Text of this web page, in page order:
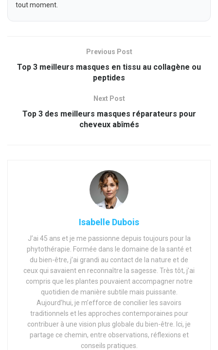
tout moment.
Previous Post
Top 3 meilleurs masques en tissu au collagène ou
peptides
Next Post
Top 3 des meilleurs masques réparateurs pour
cheveux abîmés
Isabelle Dubois
J’ai 45 ans et je me passionne depuis toujours pour la
phytothérapie. Formée dans le domaine de la santé et
du bien-être, j’ai grandi au contact de la nature et de
ceux qui savaient en reconnaître la sagesse. Très tôt, j’ai
compris que les plantes pouvaient accompagner notre
quotidien de manière subtile mais puissante.
Aujourd’hui, je m’efforce de concilier les savoirs
traditionnels et les approches contemporaines pour
contribuer à une vision plus globale du bien-être. Ici, je
partage ce chemin, entre observations, réflexions et
conseils pratiques.